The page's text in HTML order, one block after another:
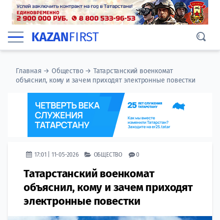
KAZANFIRST
Главная →Общество→ Татарстанский военкомат
объяснил, кому и зачем приходят электронные повестки
17:01 | 11-05-2026 ОБЩЕСТВО 0
Татарстанский военкомат
объяснил, кому и зачем приходят
электронные повестки